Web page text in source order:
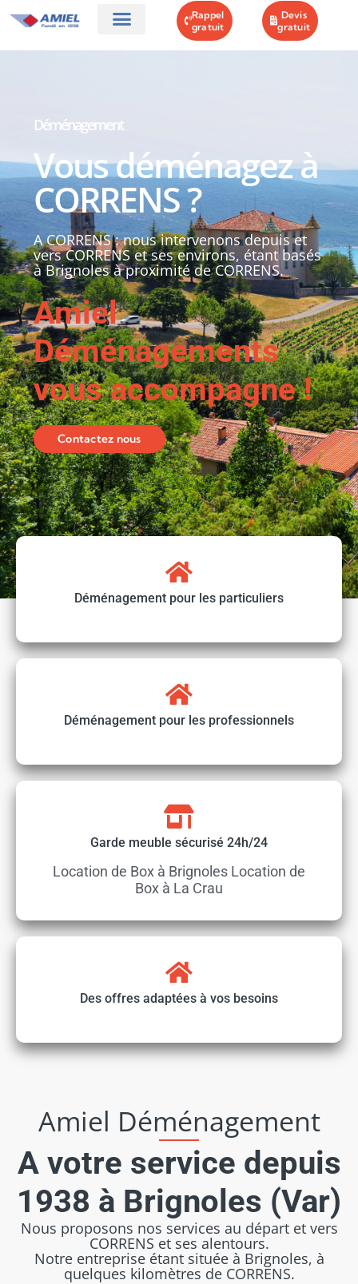
Rappel
gratuit
Devis
gratuit
Déménagement
Vous déménagez à
CORRENS ?
A CORRENS : nous intervenons depuis et
vers CORRENS et ses environs, étant basés
à Brignoles à proximité de CORRENS.
Amiel
Déménagements
vous accompagne !
Contactez nous
Déménagement pour les particuliers
Déménagement pour les professionnels
Garde meuble sécurisé 24h/24
Location de Box à Brignoles Location de
Box à La Crau
Des offres adaptées à vos besoins
Amiel Déménagement
A votre service depuis
1938 à Brignoles (Var)
Nous proposons nos services au départ et vers
CORRENS et ses alentours.
Notre entreprise étant située à Brignoles, à
quelques kilomètres de CORRENS.